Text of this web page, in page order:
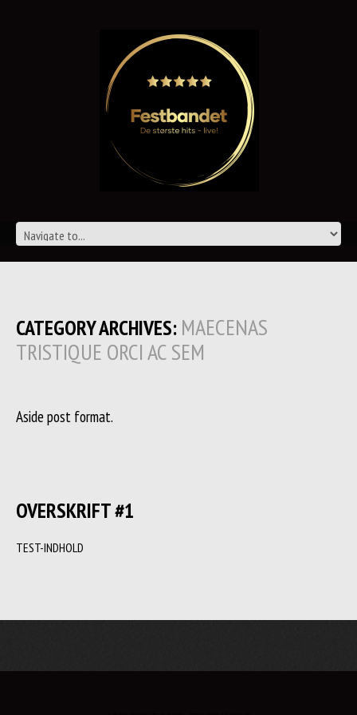
CATEGORY ARCHIVES: MAECENAS
TRISTIQUE ORCI AC SEM
Aside post format.
OVERSKRIFT #1
TEST-INDHOLD